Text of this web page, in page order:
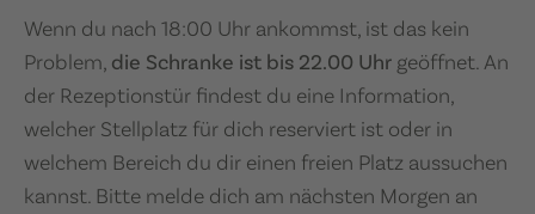
Wenn du nach 18:00 Uhr ankommst, ist das kein
Problem, die Schranke ist bis 22.00 Uhr geöffnet. An
der Rezeptionstür findest du eine Information,
welcher Stellplatz für dich reserviert ist oder in
welchem Bereich du dir einen freien Platz aussuchen
kannst. Bitte melde dich am nächsten Morgen an